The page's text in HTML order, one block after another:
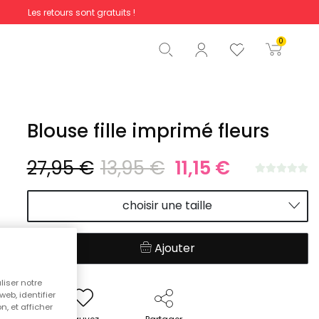
Les retours sont gratuits !
0
Total 0,00 €
Commencer la commande
Blouse fille imprimé fleurs
27,95 € 13,95 € 11,15 €
choisir une taille
Ajouter
notre
identifier
et afficher